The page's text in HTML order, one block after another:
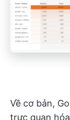
Về cơ bản,
trực quan